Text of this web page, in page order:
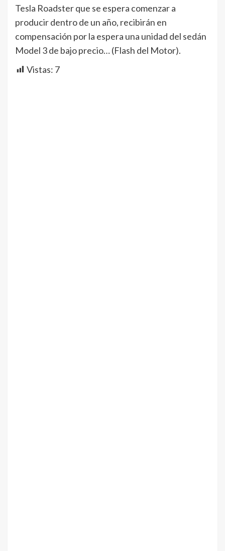
Tesla Roadster que se espera comenzar a
producir dentro de un año, recibirán en
compensación por la espera una unidad del sedán
Model 3 de bajo precio… (Flash del Motor).
Vistas: 7